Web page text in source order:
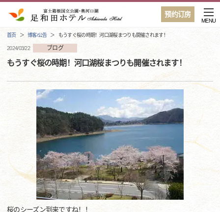
预约订房
MENU
首页 博客/公告 もうすぐ桜の時期！河口湖桜まつりも開催されます！
2024/03/22 ブログ
もうすぐ桜の時期！河口湖桜まつりも開催されます！
桜のシーズン到来ですね！！